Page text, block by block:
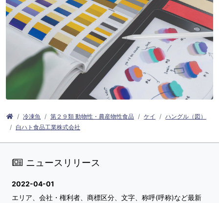
冷凍魚 第２９類 動物性・農産物性食品 ケイ
ハングル（図）
白ハト食品工業株式会社
ニュースリリース
2022-04-01
エリア、会社・権利者、商標区分、文字、称呼(呼称)など最新